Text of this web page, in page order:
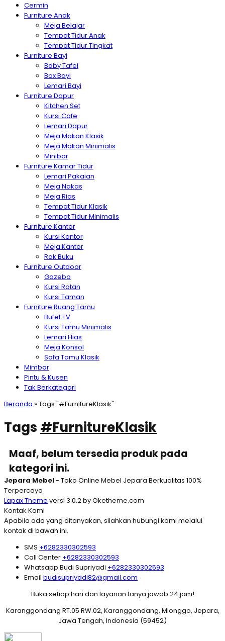
Cermin
Furniture Anak
Meja Belajar
Tempat Tidur Anak
Tempat Tidur Tingkat
Furniture Bayi
Baby Tafel
Box Bayi
Lemari Bayi
Furniture Dapur
Kitchen Set
Kursi Cafe
Lemari Dapur
Meja Makan Klasik
Meja Makan Minimalis
Minibar
Furniture Kamar Tidur
Lemari Pakaian
Meja Nakas
Meja Rias
Tempat Tidur Klasik
Tempat Tidur Minimalis
Furniture Kantor
Kursi Kantor
Meja Kantor
Rak Buku
Furniture Outdoor
Gazebo
Kursi Rotan
Kursi Taman
Furniture Ruang Tamu
Bufet TV
Kursi Tamu Minimalis
Lemari Hias
Meja Konsol
Sofa Tamu Klasik
Mimbar
Pintu & Kusen
Tak Berkategori
Beranda »Tags "#FurnitureKlasik"
Tags #FurnitureKlasik
Maaf, belum tersedia produk pada
kategori ini.
Jepara Mebel- Toko Online Mebel Jepara Berkualitas 100%
Terpercaya
Lapax Theme versi 3.0.2 by Oketheme.com
Kontak Kami
Apabila ada yang ditanyakan, silahkan hubungi kami melalui
kontak di bawah ini.
SMS +6282330302593
Call Center +6282330302593
Whatsapp Budi Supriyadi +6282330302593
Email budisupriyadi82@gmail.com
Buka setiap hari dan layanan tanya jawab 24 jam!
Karanggondang RT.05 RW.02, Karanggondang, Mlonggo, Jepara,
Jawa Tengah, Indonesia (59452)